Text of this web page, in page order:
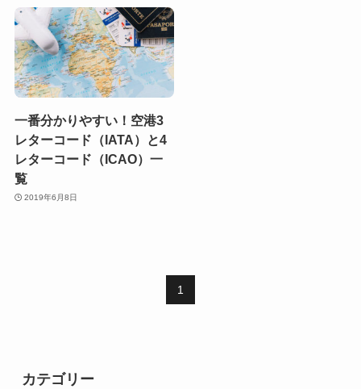
一番分かりやすい！空港3
レターコード（IATA）と4
レターコード（ICAO）一
覧
2019年6月8日
1
カテゴリー